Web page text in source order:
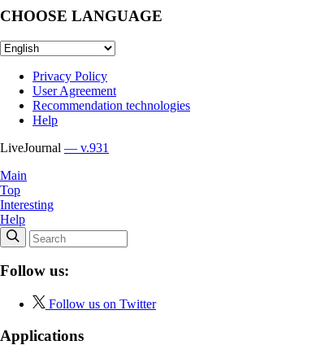
CHOOSE LANGUAGE
Privacy Policy
User Agreement
Recommendation technologies
Help
LiveJournal — v.931
Main
Top
Interesting
Help
Follow us:
Follow us on Twitter
Applications